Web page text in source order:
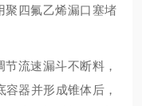
聚四氟乙烯漏口塞堵
流速漏斗不断料，
器并形成锥体后，